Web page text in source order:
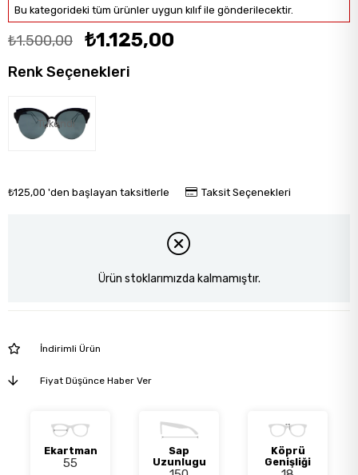
Bu kategorideki tüm ürünler uygun kılıf ile gönderilecektir.
₺1.500,00 ₺1.125,00
Renk Seçenekleri
Tükendi
₺125,00 'den başlayan taksitlerle Taksit Seçenekleri
Ürün stoklarımızda kalmamıştır.
İndirimli Ürün
Fiyat Düşünce Haber Ver
Ekartman
55
Sap
Uzunlugu
Köprü
Genişliği